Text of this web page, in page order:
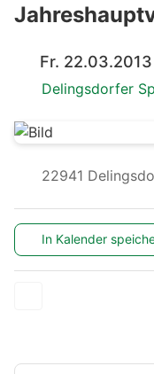
Fr.
Delingsdorfer
22941
In Kalender